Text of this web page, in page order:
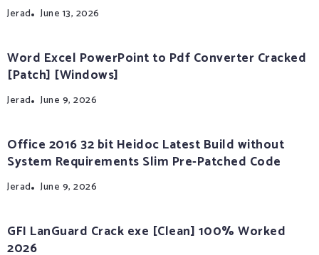
Jerad June 13, 2026
Word Excel PowerPoint to Pdf Converter Cracked
[Patch] [Windows]
Jerad June 9, 2026
Office 2016 32 bit Heidoc Latest Build without
System Requirements Slim Pre-Patched Code
Jerad June 9, 2026
GFI LanGuard Crack exe [Clean] 100% Worked
2026